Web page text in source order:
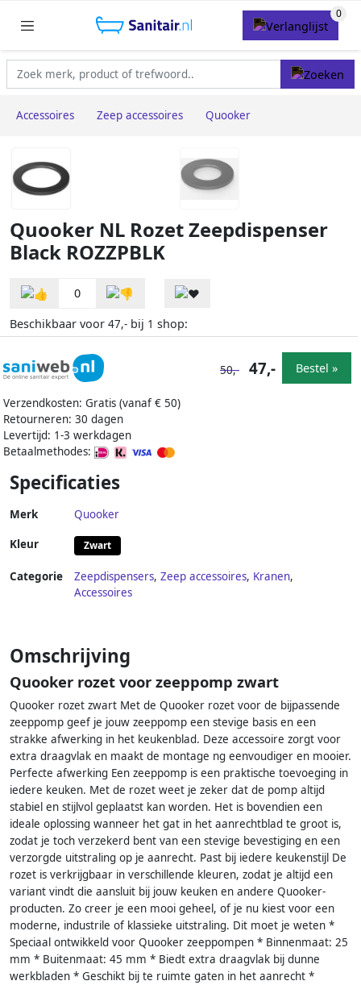
Accessoires Zeep accessoires Quooker
Quooker NL Rozet Zeepdispenser
Black ROZZPBLK
0
Beschikbaar voor 47,- bij 1 shop:
Verzendkosten: Gratis (vanaf € 50)
Retourneren: 30 dagen
Levertijd: 1-3 werkdagen
Betaalmethodes:
50,- 47,- Bestel »
Specificaties
Merk Quooker
Kleur Zwart
Categorie Zeepdispensers, Zeep accessoires, Kranen,
Accessoires
Omschrijving
Quooker rozet voor zeeppomp zwart
Quooker rozet zwart Met de Quooker rozet voor de bijpassende
zeeppomp geef je jouw zeeppomp een stevige basis en een
strakke afwerking in het keukenblad. Deze accessoire zorgt voor
extra draagvlak en maakt de montage ng eenvoudiger en mooier.
Perfecte afwerking Een zeeppomp is een praktische toevoeging in
iedere keuken. Met de rozet weet je zeker dat de pomp altijd
stabiel en stijlvol geplaatst kan worden. Het is bovendien een
ideale oplossing wanneer het gat in het aanrechtblad te groot is,
zodat je toch verzekerd bent van een stevige bevestiging en een
verzorgde uitstraling op je aanrecht. Past bij iedere keukenstijl De
rozet is verkrijgbaar in verschillende kleuren, zodat je altijd een
variant vindt die aansluit bij jouw keuken en andere Quooker-
producten. Zo creer je een mooi geheel, of je nu kiest voor een
moderne, industrile of klassieke uitstraling. Dit moet je weten *
Speciaal ontwikkeld voor Quooker zeeppompen * Binnenmaat: 25
mm * Buitenmaat: 45 mm * Biedt extra draagvlak bij dunne
werkbladen * Geschikt bij te ruimte gaten in het aanrecht *